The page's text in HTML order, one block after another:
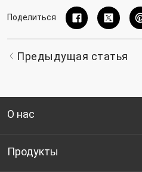
Поделиться
Предыдущая статья
О нас
Кто мы
Продукты